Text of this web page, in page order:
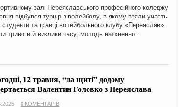
залі Переяславського професійного коледжу
відбувся турнір з волейболу, в якому взяли участь
студенти та гравці волейбольного клубу «Переяслав».
тривоги й виклики часу, молодь натхненно…
12 травня, “на щиті” додому
Валентин Головко з Переяслава
0 КОМЕНТАРІВ